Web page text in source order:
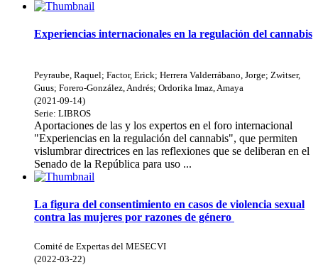
Experiencias internacionales en la regulación del cannabis
Peyraube, Raquel; Factor, Erick; Herrera Valderrábano, Jorge; Zwitser,
Guus; Forero-González, Andrés; Ordorika Imaz, Amaya
(2021-09-14)
Serie: LIBROS
Aportaciones de las y los expertos en el foro internacional
"Experiencias en la regulación del cannabis", que permiten
vislumbrar directrices en las reflexiones que se deliberan en el
Senado de la República para uso ...
La figura del consentimiento en casos de violencia sexual
contra las mujeres por razones de género
Comité de Expertas del MESECVI
(2022-03-22)